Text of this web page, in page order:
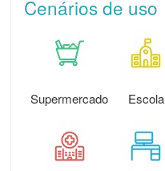
Cenários de uso
Supermercado Escola